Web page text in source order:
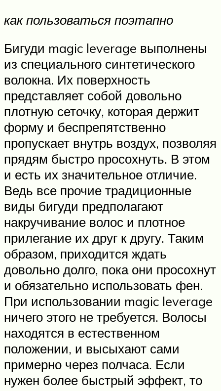
как пользоваться поэтапно
Бигуди magic leverage выполнены
из специального синтетического
волокна. Их поверхность
представляет собой довольно
плотную сеточку, которая держит
форму и беспрепятственно
пропускает внутрь воздух, позволяя
прядям быстро просохнуть. В этом
и есть их значительное отличие.
Ведь все прочие традиционные
виды бигуди предполагают
накручивание волос и плотное
прилегание их друг к другу. Таким
образом, приходится ждать
довольно долго, пока они просохнут
и обязательно использовать фен.
При использовании magic leverage
ничего этого не требуется. Волосы
находятся в естественном
положении, и высыхают сами
примерно через полчаса. Если
нужен более быстрый эффект, то